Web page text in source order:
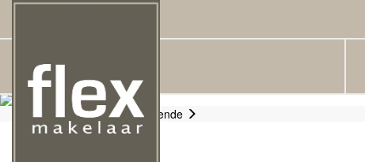
Vorige | Volgende
Omschrijving